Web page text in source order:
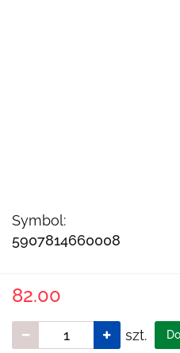
Symbol:
5907814660008
82.00
szt.